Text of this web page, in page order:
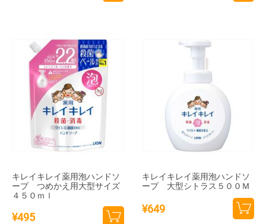
キレイキレイ薬用泡ハンドソ
ープ つめかえ用大型サイズ
４５０ｍｌ
¥495
キレイキレイ薬用泡ハンドソ
ープ 大型シトラス５００Ｍ
¥649